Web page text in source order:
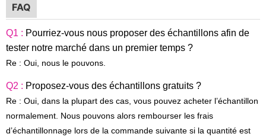
FAQ
Q1 : Pourriez-vous nous proposer des échantillons afin de
tester notre marché dans un premier temps ?
Re : Oui, nous le pouvons.
Q2 : Proposez-vous des échantillons gratuits ?
Re : Oui, dans la plupart des cas, vous pouvez acheter l’échantillon
normalement. Nous pouvons alors rembourser les frais
d’échantillonnage lors de la commande suivante si la quantité est